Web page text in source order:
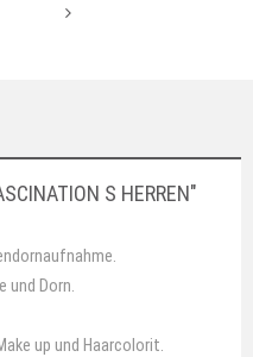
S HERREN"
und Dorn.
up und Haarcolorit.